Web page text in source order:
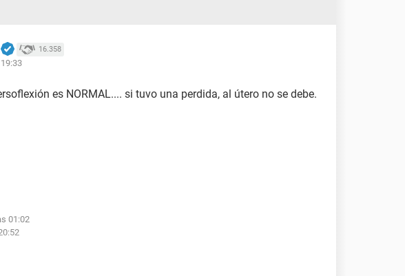
16.358
es NORMAL.... si tuvo una perdida, al útero no se debe.
01:02